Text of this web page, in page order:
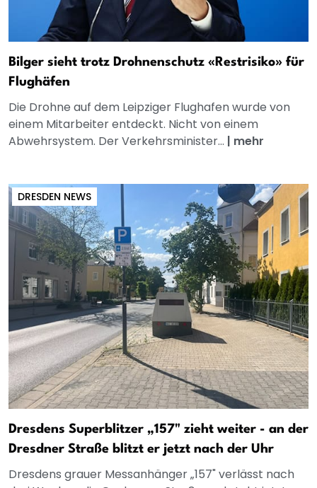
Bilger sieht trotz Drohnenschutz «Restrisiko» für
Flughäfen
Die Drohne auf dem Leipziger Flughafen wurde von
einem Mitarbeiter entdeckt. Nicht von einem
Abwehrsystem. Der Verkehrsminister... | mehr
DRESDEN NEWS
Dresdens Superblitzer „157" zieht weiter - an der
Dresdner Straße blitzt er jetzt nach der Uhr
Dresdens grauer Messanhänger „157" verlässt nach